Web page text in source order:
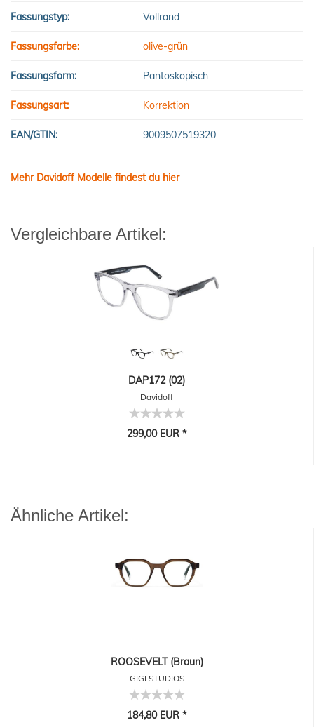
Fassungstyp: Vollrand
Fassungsfarbe: olive-grün
Fassungsform: Pantoskopisch
Fassungsart: Korrektion
EAN/GTIN: 9009507519320
Mehr Davidoff Modelle findest du hier
Vergleichbare Artikel:
DAP172 (02)
Davidoff
299,00 EUR *
Ähnliche Artikel:
ROOSEVELT (Braun)
GIGI STUDIOS
184,80 EUR *